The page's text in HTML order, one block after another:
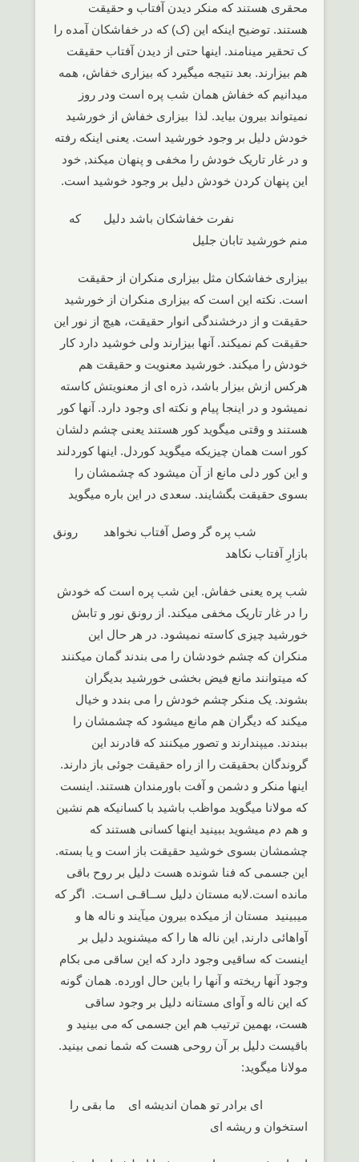
محقری هستند که منکر دیدن آفتاب و حقیقت
هستند. توضیح اینکه این (ک) که در خفاشکان آمده را
ک تحقیر مینامند. اینها حتی از دیدن آفتاب حقیقت
هم بیزارند. بعد نتیجه میگیرد که بیزاری خفاش، همه
میدانیم که خفاش همان شب پره است ودر روز
نمیتواند بیرون بیاید. لذا بیزاری خفاش از خورشید
خودش دلیل بر وجود خورشید است. یعنی اینکه رفته
و در غار تاریک خودش را مخفی و پنهان میکند, خود
این پنهان کردن خودش دلیل بر وجود خوشید است.
نفرت خفاشکان باشد دلیل که
منم خورشید تابان جلیل
بیزاری خفاشکان مثل بیزاری منکران از حقیقت
است. نکته این است که بیزاری منکران از خورشید
حقیقت و از درخشندگی انوار حقیقت، هیچ از نور این
حقیقت کم نمیکند. آنها بیزارند ولی خوشید دارد کار
خودش را میکند. خورشید معنویت و حقیقت هم
هرکس ازش بیزار باشد، ذره ای از معنویتش کاسته
نمیشود و در اینجا پیام و نکته ای وجود دارد. آنها کور
هستند و وقتی میگوید کور هستند یعنی چشم دلشان
کور است همان چیزیکه میگوید کوردل. اینها کوردلند
و این کور دلی مانع از آن میشود که چشمشان را
بسوی حقیقت بگشایند. سعدی در این باره میگوید
شب پره گر وصل آفتاب نخواهد رونق
بازارِ آفتاب نکاهد
شب پره یعنی خفاش. این شب پره است که خودش
را در غار تاریک مخفی میکند. از رونق نور و تابش
خورشید چیزی کاسته نمیشود. در هر حال این
منکران که چشم خودشان را می بندند گمان میکنند
که میتوانند مانع فیض بخشی خورشید بدیگران
بشوند. یک منکر چشم خودش را می بندد و خیال
میکند که دیگران هم مانع میشود که چشمشان را
ببندند. میپندارند و تصور میکنند که قادرند این
گروندگان بحقیقت را از راه حقیقت جوئی باز دارند.
اینها منکر و دشمن و آفت باورمندان هستند. اینست
که مولانا میگوید مواظب باشید با کسانیکه هم نشین
و هم دم میشوید ببینید اینها کسانی هستند که
چشمشان بسوی خوشید حقیقت باز است و یا بسته.
این جسمی که فنا شونده هست دلیل بر روح باقی
مانده است.لابه مستان دلیل ســاقـی اسـت. اگر که
میبینید مستان از میکده بیرون میآیند و ناله ها و
آواهائی دارند, این ناله ها را که میشنوید دلیل بر
اینست که ساقیی وجود دارد که این ساقی می بکام
وجود آنها ریخته و آنها را باین حال اورده. همان گونه
که این ناله و آوای مستانه دلیل بر وجود ساقی
هست، بهمین ترتیب هم این جسمی که می بینید و
باقیست دلیل بر آن روحی هست که شما نمی بینید.
مولانا میگوید:
ای برادر تو همان اندیشه ای ما بقی را
استخوان و ریشه ای